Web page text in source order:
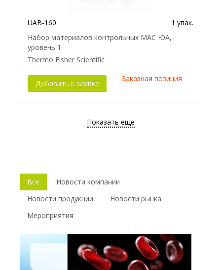
UAB-160
1 упак.
Набор материалов контрольных МАС ЮА,
уровень 1
Thermo Fisher Scientific
Добавить к заявке
Заказная позиция
Показать еще
Все
Новости компании
Новости продукции
Новости рынка
Мероприятия